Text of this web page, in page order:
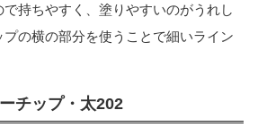
持ちやすく、塗りやすいのがうれし
の横の部分を使うことで細いライン
チップ・太202